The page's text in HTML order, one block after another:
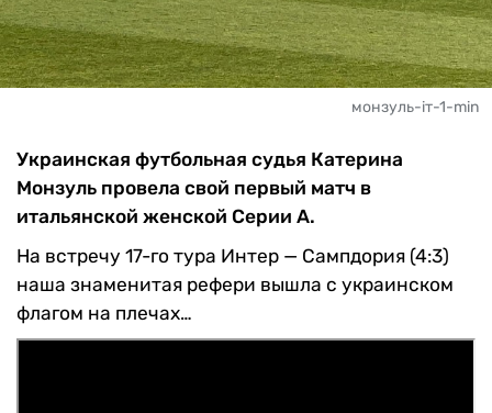
монзуль-іт-1-min
Украинская футбольная судья Катерина
Монзуль провела свой первый матч в
итальянской женской Серии А.
На встречу 17-го тура Интер — Сампдория (4:3)
наша знаменитая рефери вышла с украинском
флагом на плечах…